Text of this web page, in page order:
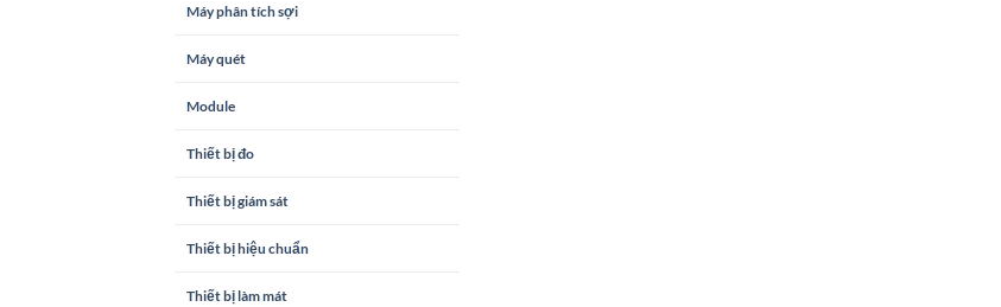
Máy phân tích sợi
Máy quét
Module
Thiết bị đo
Thiết bị giám sát
Thiết bị hiệu chuẩn
Thiết bị làm mát